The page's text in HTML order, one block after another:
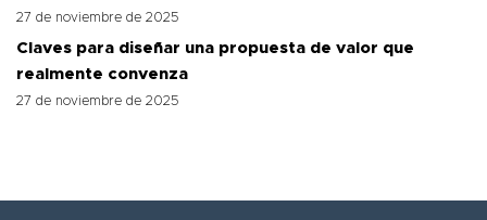
27 de noviembre de 2025
Claves para diseñar una propuesta de valor que
realmente convenza
27 de noviembre de 2025